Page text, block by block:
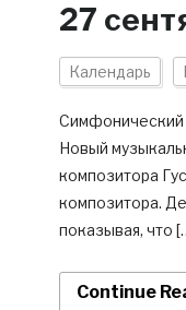
27
Календарь
Симфонический
Новый
композитора
композитора.
показывая, что
Continue